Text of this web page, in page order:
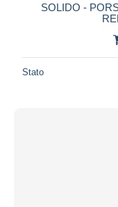
SOLIDO -
Stato